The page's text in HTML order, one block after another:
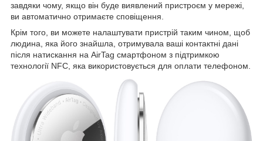
завдяки чому, якщо він буде виявлений пристроєм у мережі,
ви автоматично отримаєте сповіщення.
Крім того, ви можете налаштувати пристрій таким чином, щоб
людина, яка його знайшла, отримувала ваші контактні дані
після натискання на AirTag смартфоном з підтримкою
технології NFC, яка використовується для оплати телефоном.